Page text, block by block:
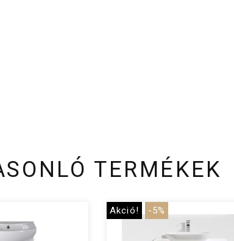
TERMÉKEK
Akció! -5%